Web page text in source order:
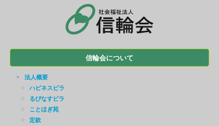
信輪会について
法人概要
ハピネスビラ
るぴなすビラ
ことほぎ苑
定款